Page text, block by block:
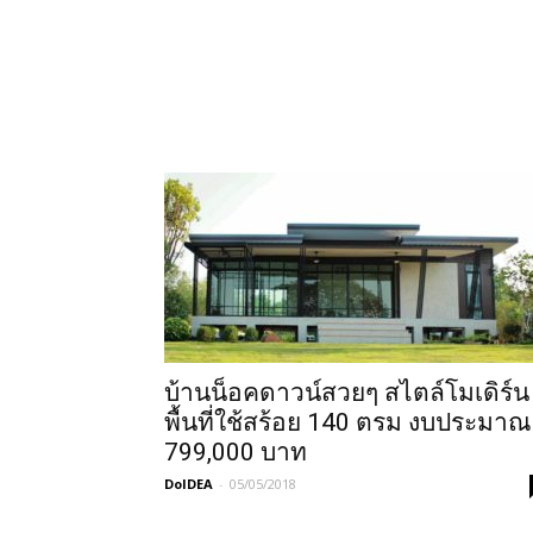
บ้านน็อคดาวน์สวยๆ สไตล์โมเดิร์น
พื้นที่ใช้สร้อย 140 ตรม งบประมาณ
799,000 บาท
DoIDEA - 05/05/2018